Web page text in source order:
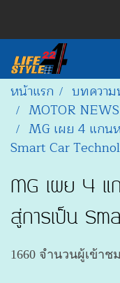
หน้าแรก บทควา
MOTOR NEWS
MG เผย 4 แกน
Smart Car
MG เผย 4 แ
สู่การเป็น
1660 จำนวนผู้เข้าชม